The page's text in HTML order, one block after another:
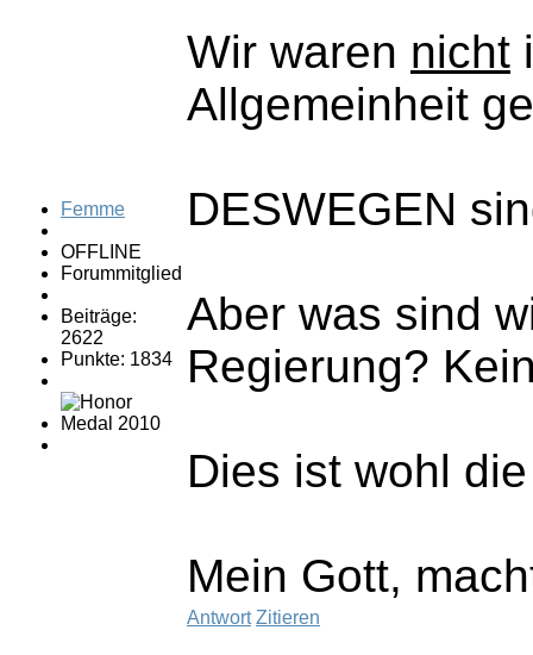
Femme
OFFLINE
Forummitglied
Beiträge:
2622
Punkte: 1834
Wir waren nicht
Allgemeinheit
DESWEGEN
Aber was sind
Regierung?
Dies ist wohl
Mein Gott,
Antwort Zitieren